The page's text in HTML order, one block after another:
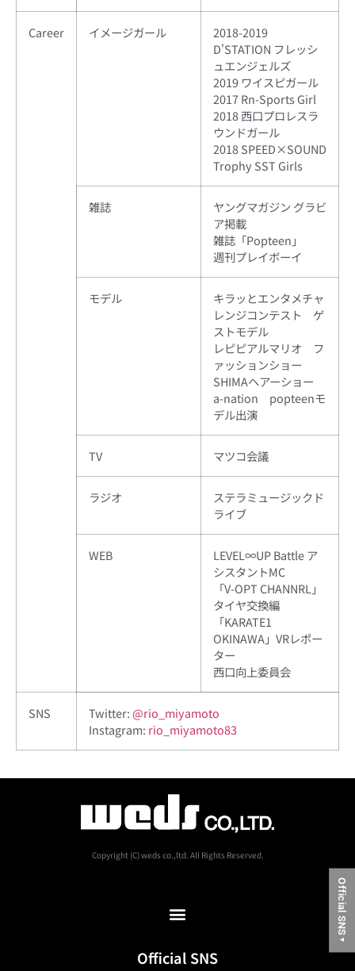
Official SNS
▼
Career イメージガール
2018-2019
D'STATION フレッシ
ュエンジェルズ
2019 ワイスピガール
2017 Rn-Sports Girl
2018 西口プロレスラ
ウンドガール
2018 SPEED×SOUND
Trophy SST Girls
雑誌
ヤングマガジン グラビ
ア掲載
雑誌「Popteen」
週刊プレイボーイ
モデル
キラッとエンタメチャ
レンジコンテスト ゲ
ストモデル
レピピアルマリオ フ
ァッションショー
SHIMAヘアーショー
a-nation popteenモ
デル出演
TV マツコ会議
ラジオ
ステラミュージックド
ライブ
WEB
LEVEL∞UP Battle ア
シスタントMC
「V-OPT CHANNRL」
タイヤ交換編
「KARATE1
OKINAWA」VRレポー
ター
西口向上委員会
SNS Twitter:@rio_miyamoto
Instagram: rio_miyamoto83
Copyright (C) weds co.,ltd. All Rights Reserved.
Official SNS